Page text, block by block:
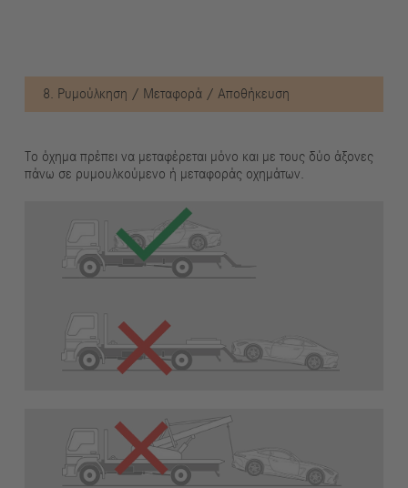
8. Ρυμούλκηση / Μεταφορά / Αποθήκευση
Το όχημα πρέπει να μεταφέρεται μόνο και με τους δύο άξονες
πάνω σε ρυμουλκούμενο ή μεταφοράς οχημάτων.